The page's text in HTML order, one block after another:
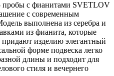
пробы с фианитами SVETLOV
с современным
выполнена из серебра и
из фианита, которые
придают изделию элегантный
форме подвеска легко
длины и подходит для
стиля и вечернего